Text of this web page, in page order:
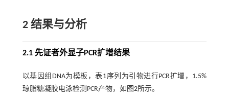
2 结果与分析
2.1 先证者外显子PCR扩增结果
以基因组DNA为模板，表1序列为引物进行PCR扩增，1.5%
琼脂糖凝胶电泳检测PCR产物，如 图2所示。